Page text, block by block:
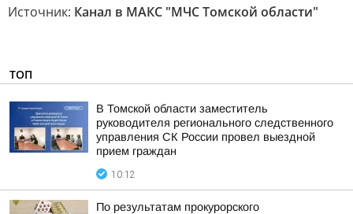
Источник: Канал в МАКС "МЧС Томской области"
ТОП
В Томской области заместитель
руководителя регионального следственного
управления СК России провел выездной
прием граждан
10:12
По результатам прокурорского